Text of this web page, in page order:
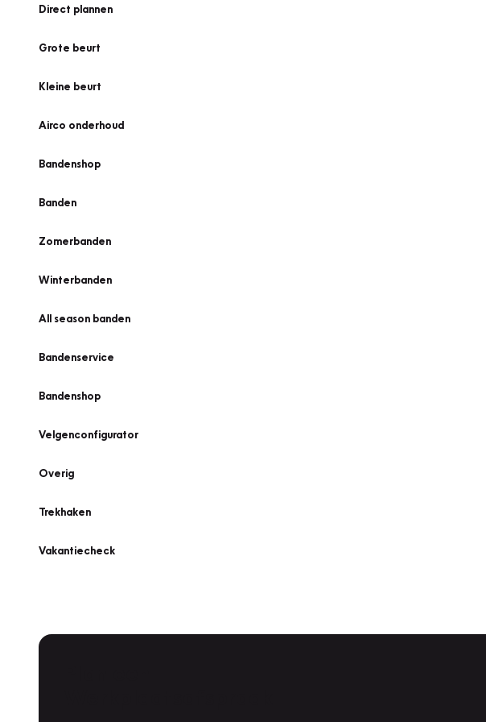
Direct plannen
Grote beurt
Kleine beurt
Airco onderhoud
Bandenshop
Banden
Zomerbanden
Winterbanden
All season banden
Bandenservice
Bandenshop
Velgenconfigurator
Overig
Trekhaken
Vakantiecheck